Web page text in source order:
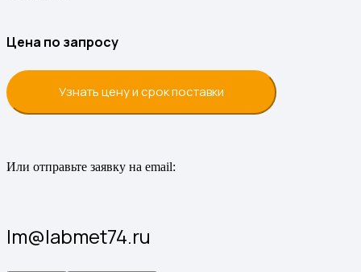
Цена по запросу
Узнать цену и срок поставки
Или отправьте заявку на email:
lm@labmet74.ru